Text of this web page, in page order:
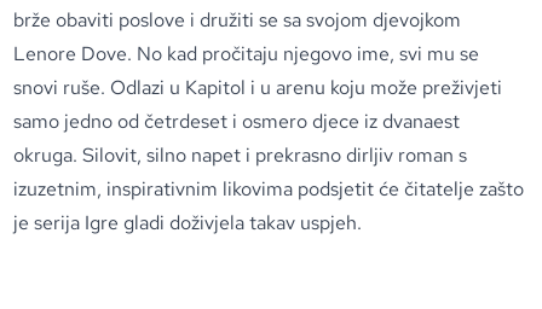
brže obaviti poslove i družiti se sa svojom djevojkom
Lenore Dove. No kad pročitaju njegovo ime, svi mu se
snovi ruše. Odlazi u Kapitol i u arenu koju može preživjeti
samo jedno od četrdeset i osmero djece iz dvanaest
okruga. Silovit, silno napet i prekrasno dirljiv roman s
izuzetnim, inspirativnim likovima podsjetit će čitatelje zašto
je serija Igre gladi doživjela takav uspjeh.